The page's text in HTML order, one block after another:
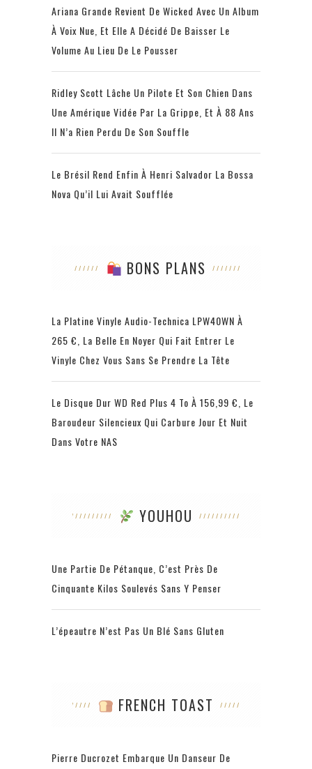
Ariana Grande Revient De Wicked Avec Un Album
À Voix Nue, Et Elle A Décidé De Baisser Le
Volume Au Lieu De Le Pousser
Ridley Scott Lâche Un Pilote Et Son Chien Dans
Une Amérique Vidée Par La Grippe, Et À 88 Ans
Il N’a Rien Perdu De Son Souffle
Le Brésil Rend Enfin À Henri Salvador La Bossa
Nova Qu’il Lui Avait Soufflée
BONS PLANS
La Platine Vinyle Audio-Technica LPW40WN À
265 €, La Belle En Noyer Qui Fait Entrer Le
Vinyle Chez Vous Sans Se Prendre La Tête
Le Disque Dur WD Red Plus 4 To À 156,99 €, Le
Baroudeur Silencieux Qui Carbure Jour Et Nuit
Dans Votre NAS
YOUHOU
Une Partie De Pétanque, C’est Près De
Cinquante Kilos Soulevés Sans Y Penser
L’épeautre N’est Pas Un Blé Sans Gluten
FRENCH TOAST
Pierre Ducrozet Embarque Un Danseur De